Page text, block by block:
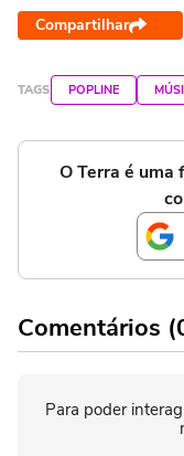
Compartilhar
TAGS POPLINE
O Terra é uma
Comentários
Para poder